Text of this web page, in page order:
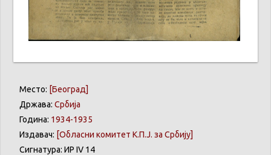
Место: [Београд]
Држава: Србија
Година: 1934-1935
Издавач: [Обласни комитет К.П.Ј. за Србију]
Сигнатура: ИР IV 14